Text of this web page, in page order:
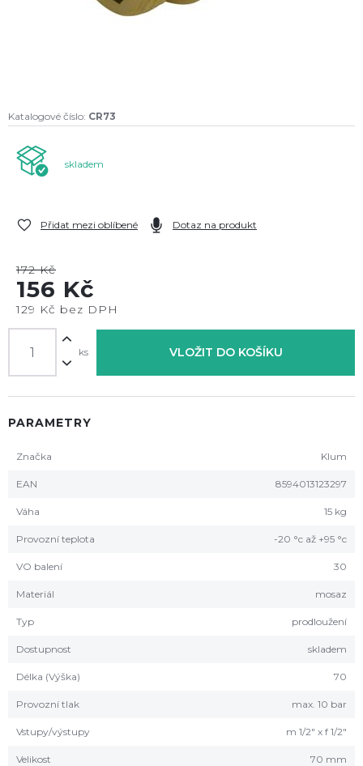
Katalogové číslo: CR73
skladem
Přidat mezi oblíbené Dotaz na produkt
172 Kč
156 Kč
129 Kč bez DPH
ks VLOŽIT DO KOŠÍKU
PARAMETRY
Značka Klum
EAN 8594013123297
Váha 15 kg
Provozní teplota -20 °c až +95 °c
VO balení 30
Materiál mosaz
Typ prodloužení
Dostupnost skladem
Délka (Výška) 70
Provozní tlak max. 10 bar
Vstupy/výstupy m 1/2" x f 1/2"
Velikost 70 mm